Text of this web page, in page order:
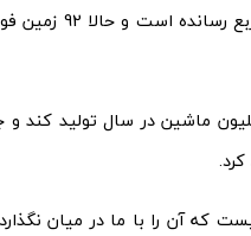
گسترش داده و اندازه آن را دو
مکان تا پایان سال 2020، ماسک خواهد توانست 1 میلیون ماشین در
که آن را با ما در میان